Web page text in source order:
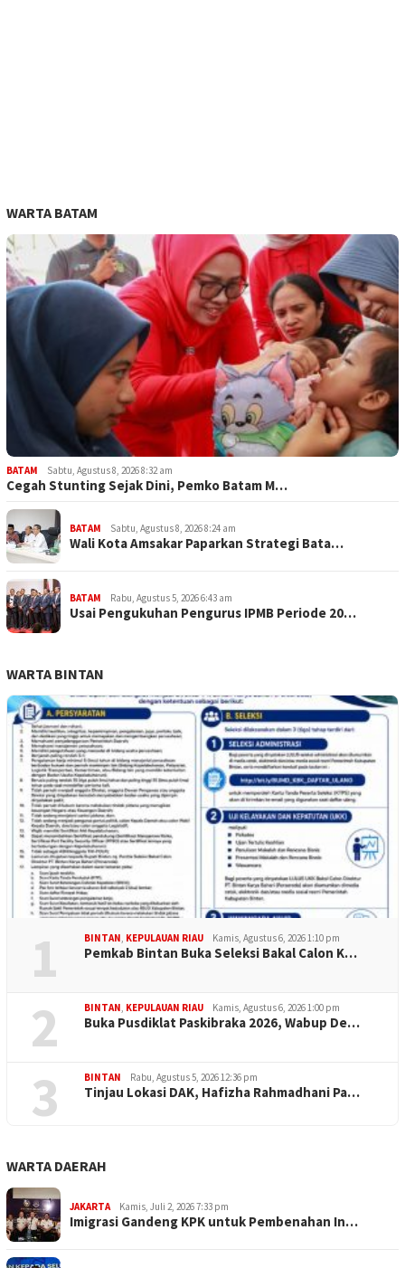
WARTA BATAM
BATAM Sabtu, Agustus 8, 2026 8:32 am
Cegah Stunting Sejak Dini, Pemko Batam M…
BATAM Sabtu, Agustus 8, 2026 8:24 am
Wali Kota Amsakar Paparkan Strategi Bata…
BATAM Rabu, Agustus 5, 2026 6:43 am
Usai Pengukuhan Pengurus IPMB Periode 20…
WARTA BINTAN
1 BINTAN KEPULAUAN RIAU Kamis, Agustus 6, 2026 1:10 pm
Pemkab Bintan Buka Seleksi Bakal Calon K…
2 BINTAN KEPULAUAN RIAU Kamis, Agustus 6, 2026 1:00 pm
Buka Pusdiklat Paskibraka 2026, Wabup De…
3 BINTAN Rabu, Agustus 5, 2026 12:36 pm
Tinjau Lokasi DAK, Hafizha Rahmadhani Pa…
WARTA DAERAH
JAKARTA Kamis, Juli 2, 2026 7:33 pm
Imigrasi Gandeng KPK untuk Pembenahan In…